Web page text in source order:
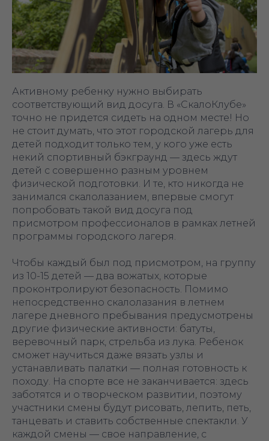
Активному ребенку нужно выбирать
соответствующий вид досуга. В «‎СкалоКлубе»
точно не придется сидеть на одном месте! Но
не стоит думать, что этот городской лагерь для
детей подходит только тем, у кого уже есть
некий спортивный бэкграунд — здесь ждут
детей с совершенно разным уровнем
физической подготовки. И те, кто никогда не
занимался скалолазанием, впервые смогут
попробовать такой вид досуга под
присмотром профессионалов в рамках летней
программы городского лагеря.
Чтобы каждый был под присмотром, на группу
из 10-15 детей — два вожатых, которые
проконтролируют безопасность. Помимо
непосредственно скалолазания в летнем
лагере дневного пребывания предусмотрены
другие физические активности: батуты,
веревочный парк, стрельба из лука. Ребенок
сможет научиться даже вязать узлы и
устанавливать палатки — полная готовность к
походу. На спорте все не заканчивается: здесь
заботятся и о творческом развитии, поэтому
участники смены будут рисовать, лепить, петь,
танцевать и ставить собственные спектакли. У
каждой смены — свое направление, с